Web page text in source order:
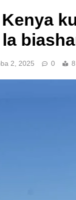
2, 2025 0